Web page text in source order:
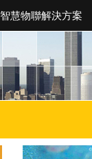
智慧物聯解決方案